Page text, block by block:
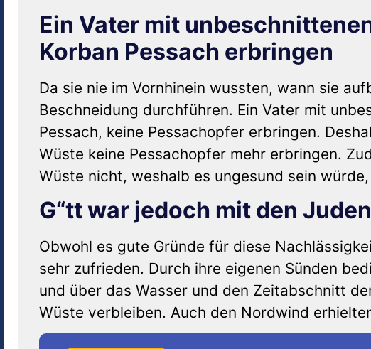
Ein Vater mit
Korban Pessach erbringen
Da sie nie im Vornhinein wussten, wann sie
Beschneidung durchführen. Ein Vater mit
Pessach, keine Pessachopfer erbringen.
Wüste keine Pessachopfer mehr erbringen.
Wüste nicht, weshalb es ungesund sein
G“tt war jedoch mit den
Obwohl es gute Gründe für diese
sehr zufrieden. Durch ihre eigenen Sünden
und über das Wasser und den Zeitabschnitt
Wüste verbleiben. Auch den Nordwind